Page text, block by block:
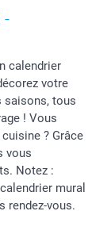
-
calendrier
votre
saisons, tous
! Vous
? Grâce
vous
Notez :
mural
rendez-vous.